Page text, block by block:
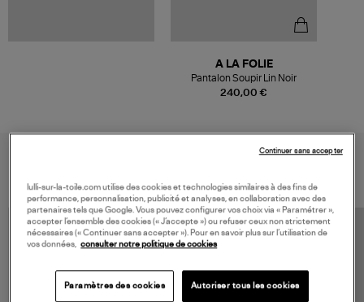
240,00 €
A LA FOLIE
Pantalon Soupir Lin Noir
MADE IN EUROPE
lulli-sur-la-toile.com utilise des cookies et technologies similaires à des fins de
performance, personnalisation, publicité et analyses, en collaboration avec des
partenaires tels que Google. Vous pouvez configurer vos choix via « Paramétrer »,
accepter l’ensemble des cookies (« J’accepte ») ou refuser ceux non strictement
nécessaires (« Continuer sans accepter »). Pour en savoir plus sur l’utilisation de
vos données,
consulter notre politique de cookies
Paramètres des cookies Autoriser tous les cookies
Continuer sans accepter